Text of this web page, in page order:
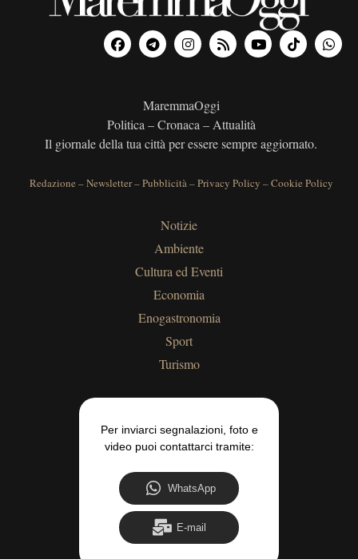
MaremmaOggi
Politica – Cronaca – Attualità
Il giornale della tua città per essere sempre aggiornato.
Redazione –Newsletter–Pubblicità–Privacy Policy –Cookie Policy
Notizie
Ambiente
Cultura ed Eventi
Economia
Enogastronomia
Sport
Turismo
Per inviarci segnalazioni, foto e
video puoi contattarci tramite:
WhatsApp
E-mail